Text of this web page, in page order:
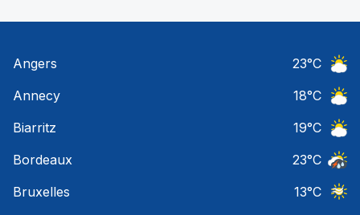
Angers 23°C
Annecy
18°C
Biarritz
19°C
Bordeaux
23°C
Bruxelles
13°C